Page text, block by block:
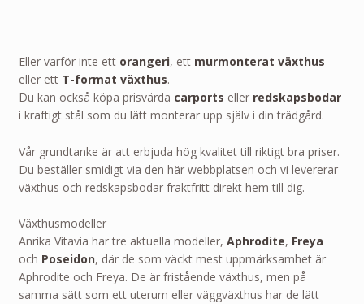
Eller varför inte ett orangeri, ett murmonterat växthus
eller ett T-format växthus.
Du kan också köpa prisvärda carports eller redskapsbodar
i kraftigt stål som du lätt monterar upp själv i din trädgård.
Vår grundtanke är att erbjuda hög kvalitet till riktigt bra priser.
Du beställer smidigt via den här webbplatsen och vi levererar
växthus och redskapsbodar fraktfritt direkt hem till dig.
Växthusmodeller
Anrika Vitavia har tre aktuella modeller, Aphrodite, Freya
och Poseidon, där de som väckt mest uppmärksamhet är
Aphrodite och Freya. De är fristående växthus, men på
samma sätt som ett uterum eller väggväxthus har de lätt